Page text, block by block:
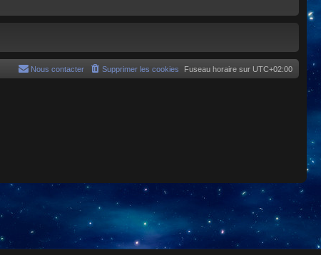
Fuseau horaire sur UTC+02:00
Supprimer les cookies
Nous contacter